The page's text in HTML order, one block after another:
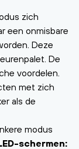
zich
een onmisbare
Deze
De
voordelen.
met zich
als de
modus
schermen: